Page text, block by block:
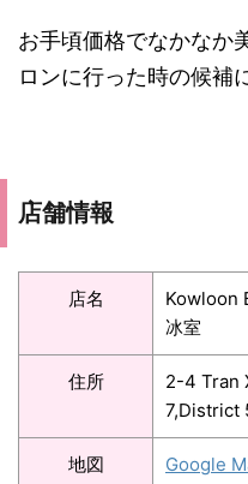
お手頃価格でなかな
ロンに行った時の候補
店舗情報
店名
Kowloon
冰室
住所
2-4 Tran
7,District
地図 Google